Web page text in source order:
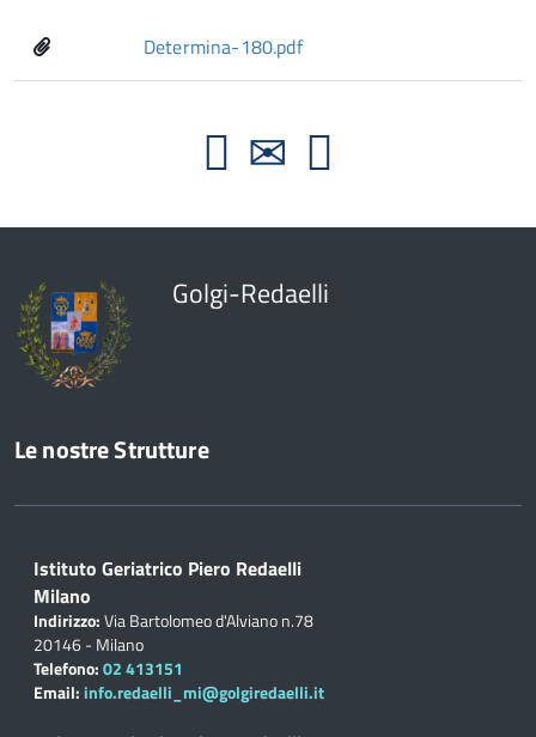
Determina-180.pdf
Golgi-Redaelli
Le nostre Strutture
Istituto Geriatrico Piero Redaelli
Milano
Indirizzo:Via Bartolomeo d'Alviano n.78
20146 - Milano
Telefono:02 413151
Email: info.redaelli_mi@golgiredaelli.it